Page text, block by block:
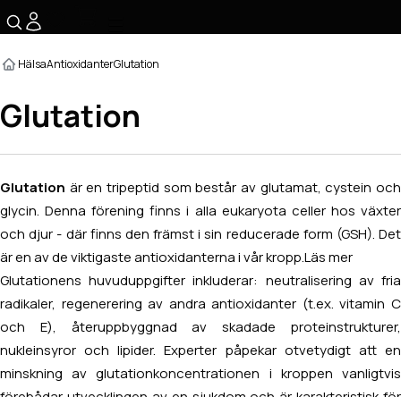
HälsaAntioxidanterGlutation
Glutation
Glutation är en tripeptid som består av glutamat, cystein och
glycin. Denna förening finns i alla eukaryota celler hos växter
och djur - där finns den främst i sin reducerade form (GSH). Det
är en av de viktigaste antioxidanterna i vår kropp. Läs mer
Glutationens huvuduppgifter inkluderar: neutralisering av fria
radikaler, regenerering av andra antioxidanter (t.ex. vitamin C
och E), återuppbyggnad av skadade proteinstrukturer,
nukleinsyror och lipider. Experter påpekar otvetydigt att en
minskning av glutationkoncentrationen i kroppen vanligtvis